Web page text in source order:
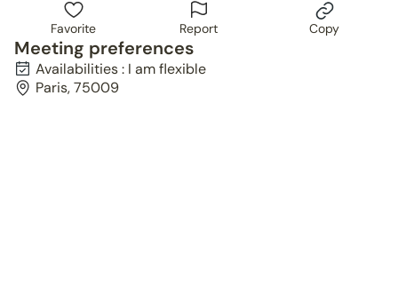
Favorite Report Copy
Meeting preferences
Availabilities : I am flexible
Paris, 75009